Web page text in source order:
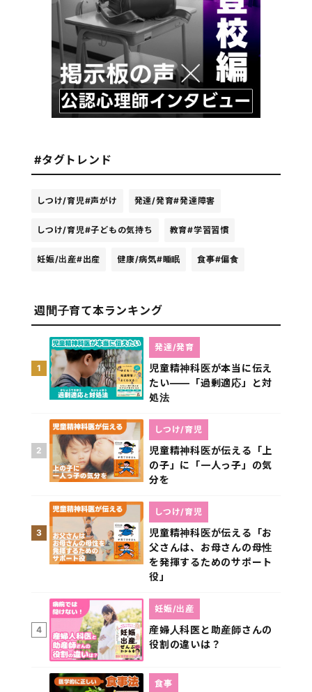
#タグトレンド
しつけ/育児#声がけ 発達/発育#発達障害
しつけ/育児#子どもの気持ち 教育#学習習慣
妊娠/出産#出産 健康/病気#睡眠 食事#偏食
週間子育て本ランキング
1
児童精神科医が本当に伝え
たい――「過剰適応」と対
処法
発達/発育
2
児童精神科医が伝える「上
の子」に「一人っ子」の気
分を
しつけ/育児
3
児童精神科医が伝える「お
父さんは、お母さんの母性
を発揮するためのサポート
役」
しつけ/育児
4
産婦人科医と助産師さんの
役割の違いは？
妊娠/出産
食事